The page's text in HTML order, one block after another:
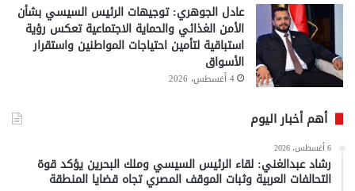
عادل الجوهري: توجيهات الرئيس السيسي بشأن
الأمن الغذائي والحماية الاجتماعية تعكس رؤية
استباقية لتأمين احتياجات المواطنين واستقرار
الأسواق
4 أغسطس، 2026
أهم أخبار اليوم
6 أغسطس، 2026
رشاد عبدالغني: لقاء الرئيس السيسي وملك البحرين يؤكد قوة
التحالفات العربية وثبات الموقف المصري تجاه قضايا المنطقة